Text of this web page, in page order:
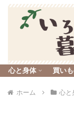
心と身体 買い
ホーム 心と